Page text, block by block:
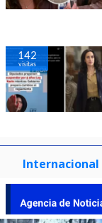
142
visitas
Internacional